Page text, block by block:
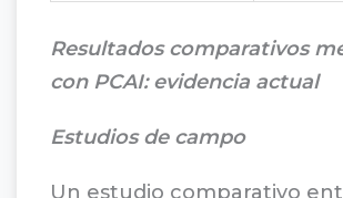
Resultados comparativos
con PCAI: evidencia actual
Estudios de campo
Un estudio comparativo